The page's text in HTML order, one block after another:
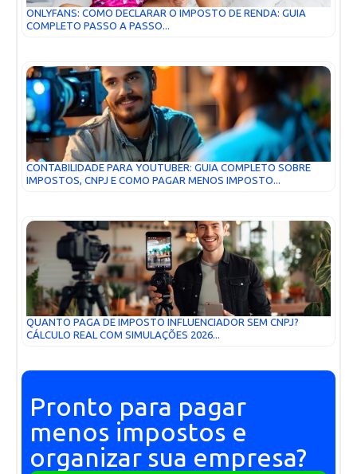
ONLYFANS: COMO DECLARAR O IMPOSTO DE RENDA: GUIA
COMPLETO PASSO A PASSO...
CONTABILIDADE PARA YOUTUBER: GUIA COMPLETO SOBRE
IMPOSTOS, CNPJ E COMO PAGAR MENOS IMPOSTO...
QUANTO PAGA DE IMPOSTO INFLUENCIADOR SEM CNPJ?
CÁLCULO REAL COM SIMULAÇÕES 2026...
Pronto para pagar
menos impostos e
organizar sua empresa?